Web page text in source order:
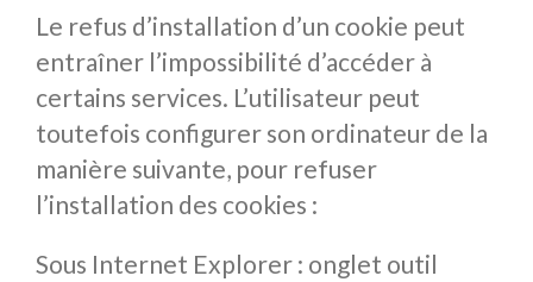
Le refus d’installation d’un cookie peut
entraîner l’impossibilité d’accéder à
certains services. L’utilisateur peut
toutefois configurer son ordinateur de la
manière suivante, pour refuser
l’installation des cookies :
Sous Internet Explorer : onglet outil